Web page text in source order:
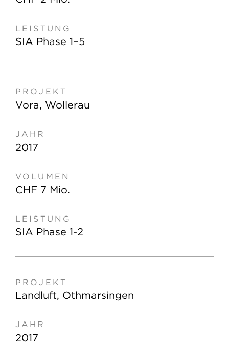
SIA Phase 1–5
Vora, Wollerau
2017
CHF 7 Mio.
SIA Phase 1-2
Landluft, Othmarsingen
2017